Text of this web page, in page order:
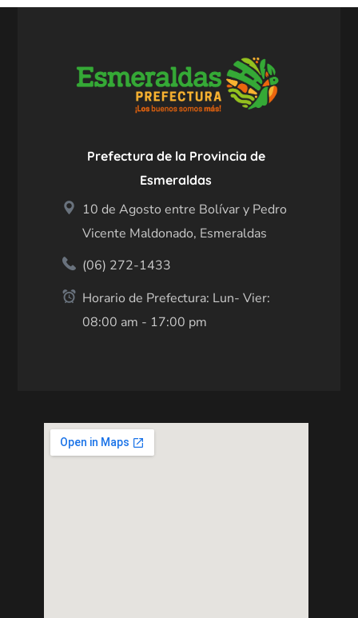
Prefectura de la Provincia de
Esmeraldas
10 de Agosto entre Bolívar y Pedro
Vicente Maldonado, Esmeraldas
(06) 272-1433
Horario de Prefectura: Lun- Vier:
08:00 am - 17:00 pm